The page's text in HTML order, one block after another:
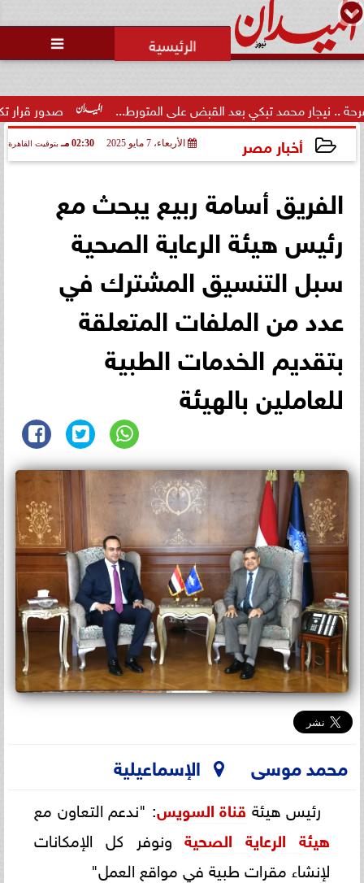

صدور قرار تكليف الدكتور تبكي بعد القبض على المتورط...
أخبار مصر الأربعاء، 7 مايو 2025 02:30 مـ بتوقيت القاهرة
الفريق أسامة ربيع يبحث مع
رئيس هيئة الرعاية الصحية
سبل التنسيق المشترك في
عدد من الملفات المتعلقة
بتقديم الخدمات الطبية
للعاملين بالهيئة
محمد موسى الإسماعيلية
رئيس هيئة قناة السويس: "ندعم التعاون مع
هيئة الرعاية الصحيةونوفر كل الإمكانات
لإنشاء مقرات طبية في مواقع العمل"